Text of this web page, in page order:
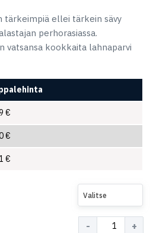
tärkeimpiä ellei tärkein sävy
perhorasiassa.
vatsansa kookkaita lahnaparvi
€
€
€
Valitse